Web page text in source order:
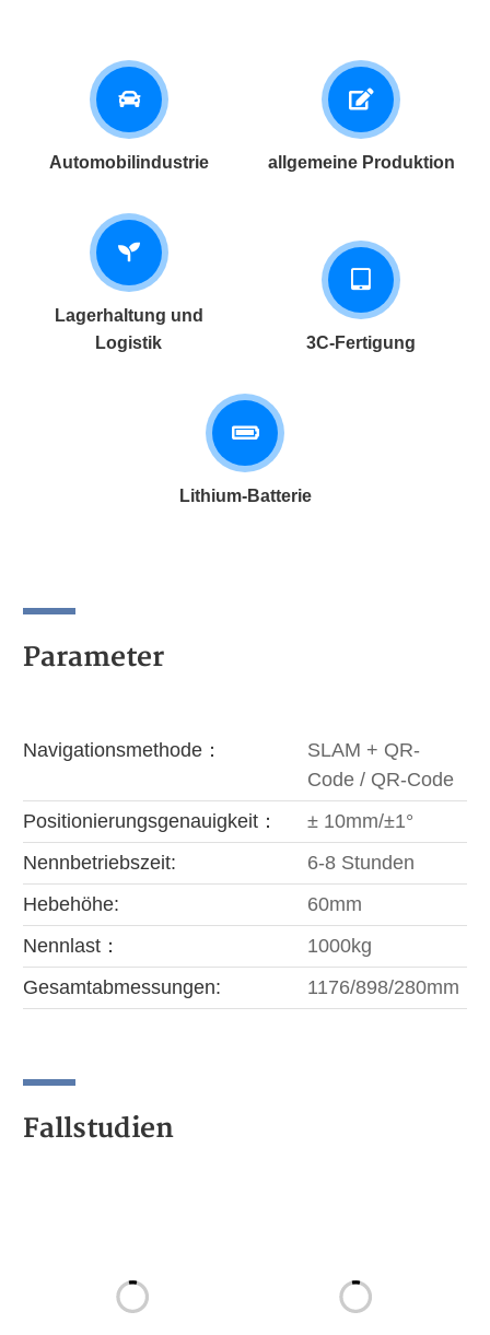
Automobilindustrie allgemeine Produktion
Lagerhaltung und
Logistik
3C-Fertigung
Lithium-Batterie
Parameter
Navigationsmethode：
SLAM + QR-
Code / QR-Code
Positionierungsgenauigkeit：
± 10mm/±1°
Nennbetriebszeit:
6-8 Stunden
Hebehöhe:
60mm
Nennlast：
1000kg
Gesamtabmessungen:
1176/898/280mm
Fallstudien